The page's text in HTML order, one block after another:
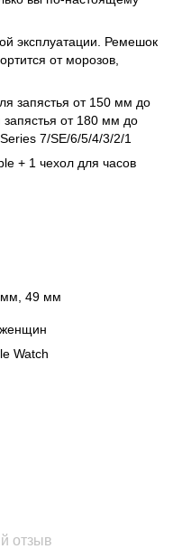
эксплуатации. Ремешок
от морозов,
запястья от 150 мм до
от 180 мм до
7/SE/6/5/4/3/2/1
+ 1 чехол для часов
49 мм
Watch
отзыв